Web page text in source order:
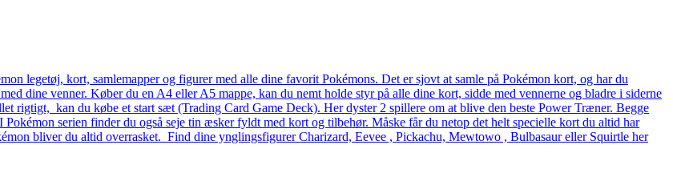
legetøj, kort, samlemapper og figurer med alle dine favorit Pokémons. Det er sjovt at samle på Pokémon kort, og har du
dine venner. Køber du en A4 eller A5 mappe, kan du nemt holde styr på alle dine kort, sidde med vennerne og bladre i siderne
rigtigt, kan du købe et start sæt (Trading Card Game Deck). Her dyster 2 spillere om at blive den beste Power Træner. Begge
serien finder du også seje tin æsker fyldt med kort og tilbehør. Måske får du netop det helt specielle kort du altid har
bliver du altid overrasket. Find dine ynglingsfigurer Charizard, Eevee , Pickachu, Mewtowo , Bulbasaur eller Squirtle her